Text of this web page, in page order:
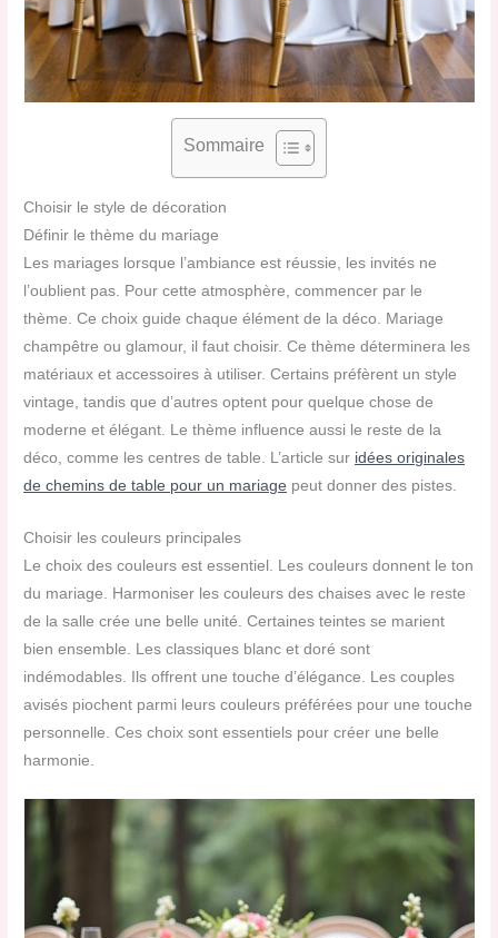
Sommaire
Choisir le style de décoration
Définir le thème du mariage
Les mariages lorsque l’ambiance est réussie, les invités ne
l’oublient pas. Pour cette atmosphère, commencer par le
thème. Ce choix guide chaque élément de la déco. Mariage
champêtre ou glamour, il faut choisir. Ce thème déterminera les
matériaux et accessoires à utiliser. Certains préfèrent un style
vintage, tandis que d’autres optent pour quelque chose de
moderne et élégant. Le thème influence aussi le reste de la
déco, comme les centres de table. L’article sur idées originales
de chemins de table pour un mariage peut donner des pistes.
Choisir les couleurs principales
Le choix des couleurs est essentiel. Les couleurs donnent le ton
du mariage. Harmoniser les couleurs des chaises avec le reste
de la salle crée une belle unité. Certaines teintes se marient
bien ensemble. Les classiques blanc et doré sont
indémodables. Ils offrent une touche d’élégance. Les couples
avisés piochent parmi leurs couleurs préférées pour une touche
personnelle. Ces choix sont essentiels pour créer une belle
harmonie.